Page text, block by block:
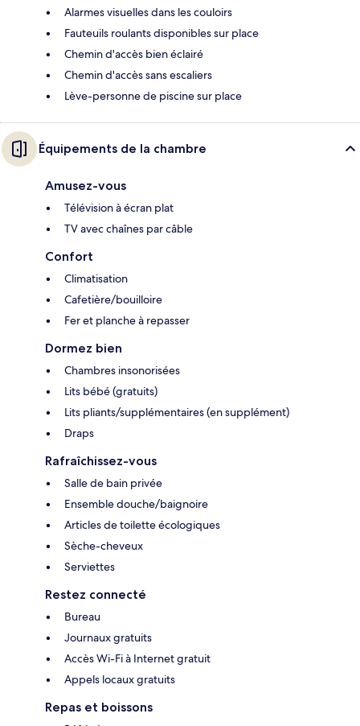
Alarmes visuelles dans les couloirs
Fauteuils roulants disponibles sur place
Chemin d'accès bien éclairé
Chemin d'accès sans escaliers
Lève-personne de piscine sur place
Équipements de la chambre
Amusez-vous
Télévision à écran plat
TV avec chaînes par câble
Confort
Climatisation
Cafetière/bouilloire
Fer et planche à repasser
Dormez bien
Chambres insonorisées
Lits bébé (gratuits)
Lits pliants/supplémentaires (en supplément)
Draps
Rafraîchissez-vous
Salle de bain privée
Ensemble douche/baignoire
Articles de toilette écologiques
Sèche-cheveux
Serviettes
Restez connecté
Bureau
Journaux gratuits
Accès Wi-Fi à Internet gratuit
Appels locaux gratuits
Repas et boissons